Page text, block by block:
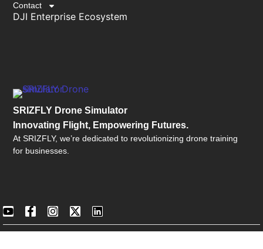
SRIZFLY Drone Simulator
Innovating Flight, Empowering Futures.
At SRIZFLY, we’re dedicated to revolutionizing drone training
for businesses.
Contact
DJI Enterprise Ecosystem